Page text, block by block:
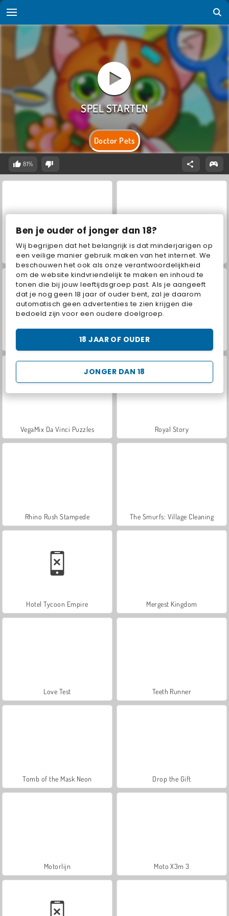
Ben je ouder of jonger dan 18?
Wij begrijpen dat het belangrijk is dat minderjarigen op
een veilige manier gebruik maken van het internet. We
beschouwen het ook als onze verantwoordelijkheid
om de website kindvriendelijk te maken en inhoud te
tonen die bij jouw leeftijdsgroep past. Als je aangeeft
dat je nog geen 18 jaar of ouder bent, zal je daarom
automatisch geen advertenties te zien krijgen die
bedoeld zijn voor een oudere doelgroep.
JONGER DAN 18
18 JAAR OF OUDER
Doctor Pets
81%
Extreme motorrace Stickman Archer 2
Farm Merge Valley ASMR Makeover & Makeup Studio
VegaMix Da Vinci Puzzles Royal Story
Rhino Rush Stampede The Smurfs: Village Cleaning
Hotel Tycoon Empire Mergest Kingdom
Love Test Teeth Runner
Tomb of the Mask Neon Drop the Gift
Motorlijn Moto X3m 3